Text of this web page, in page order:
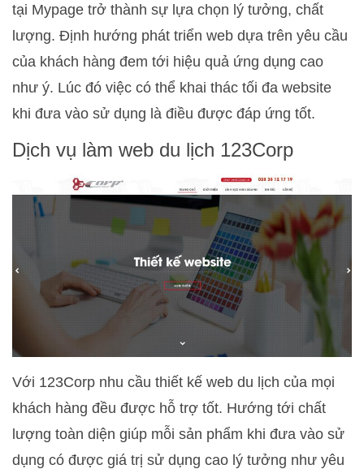
tại Mypage trở thành sự lựa chọn lý tưởng, chất
lượng. Định hướng phát triển web dựa trên yêu cầu
của khách hàng đem tới hiệu quả ứng dụng cao
như ý. Lúc đó việc có thể khai thác tối đa website
khi đưa vào sử dụng là điều được đáp ứng tốt.
Dịch vụ làm web du lịch 123Corp
Với 123Corp nhu cầu thiết kế web du lịch của mọi
khách hàng đều được hỗ trợ tốt. Hướng tới chất
lượng toàn diện giúp mỗi sản phẩm khi đưa vào sử
dụng có được giá trị sử dụng cao lý tưởng như yêu